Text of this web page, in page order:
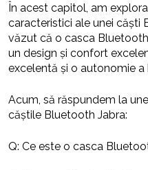
În acest capitol, am
caracteristici ale unei căști
văzut că o casca
un design și confort
excelentă și o autonomie a
Acum, să răspundem la
căștile Bluetooth Jabra:
Q: Ce este o casca